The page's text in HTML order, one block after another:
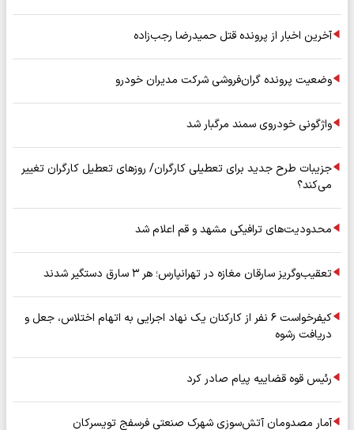
آخرین اخبار از پرونده قتل حمیدرضا رجب‌زاده
وضعیت پرونده گران‌فروشی شرکت مدیران خودرو
واژگونی خودروی سمند مرگبار شد
جزیبات طرح جدید برای تعطیلی کارگران/ روزهای تعطیل کارگران تغییر
می‌کند؟
محدودیت‌های ترافیکی مشهد و قم اعلام شد
تعقیب‌وگریز سارقان مغازه در تهرانپارس؛ هر ۳ سارق دستگیر شدند
کیفرخواست ۶ نفر از کارکنان یک نهاد اجرایی به اتهام اختلاس، جعل و
دریافت رشوه
رئیس قوه قضاییه پیام صادر کرد
آمار مصدومان آتش‌سوزی شهرک صنعتی فرسفج تویسرکان